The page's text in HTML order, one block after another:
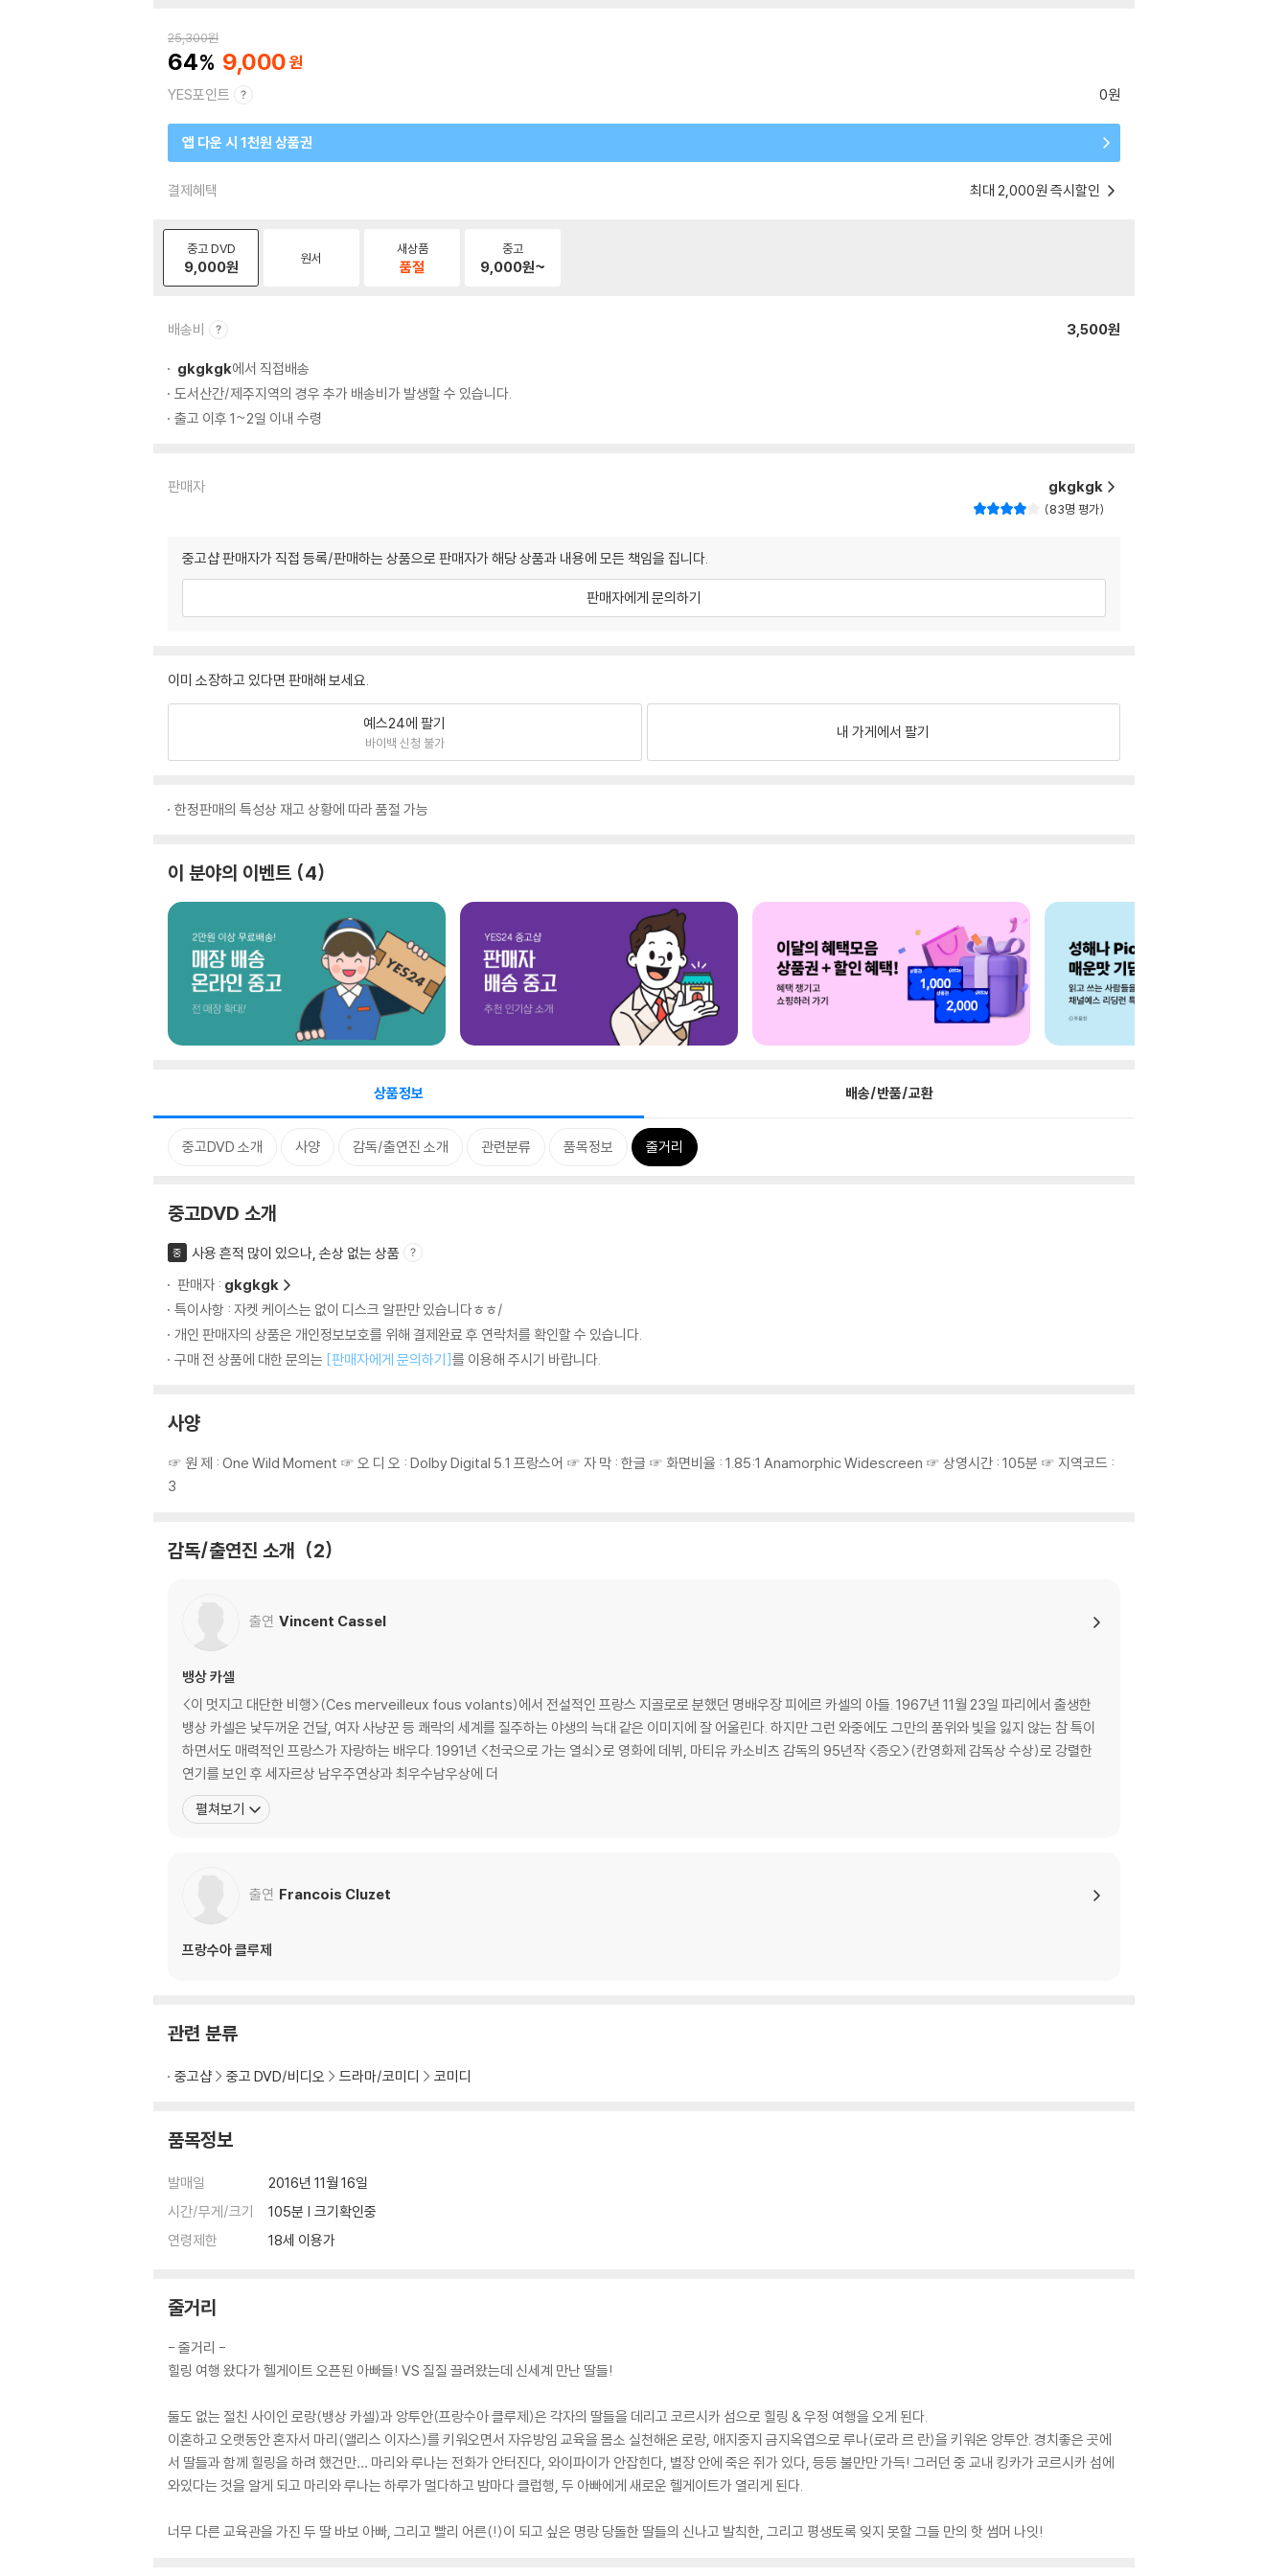
25,300원
64 9,000
YES포인트 0원
앱 다운 시 1천원 상품권
결제혜택 최대 2,000원 즉시할인
중고 DVD
9,000원 원서
새상품
품절
중고
9,000원~
배송비 3,500원
gkgkgk에서 직접배송
도서산간/제주지역의 경우 추가 배송비가 발생할 수 있습니다.
출고 이후 1~2일 이내 수령
판매자 gkgkgk
83명 평가
중고샵 판매자가 직접 등록/판매하는 상품으로 판매자가 해당 상품과 내용에 모든 책임을 집니다.
판매자에게 문의하기
이미 소장하고 있다면 판매해 보세요.
예스24에 팔기
바이백 신청 불가
내 가게에서 팔기
한정판매의 특성상 재고 상황에 따라 품절 가능
이 분야의 이벤트 4
상품정보 배송/반품/교환
중고DVD 소개 사양 감독/출연진 소개 관련분류 품목정보 줄거리
중고DVD 소개
중
사용 흔적 많이 있으나, 손상 없는 상품
판매자 : gkgkgk
특이사항 : 자켓 케이스는 없이 디스크 알판만 있습니다ㅎㅎ/
개인 판매자의 상품은 개인정보보호를 위해 결제완료 후 연락처를 확인할 수 있습니다.
구매 전 상품에 대한 문의는 [판매자에게 문의하기]를 이용해 주시기 바랍니다.
사양
☞ 원 제 : One Wild Moment ☞ 오 디 오 : Dolby Digital 5.1 프랑스어 ☞ 자 막 : 한글 ☞ 화면비율 : 1.85:1 Anamorphic Widescreen ☞ 상영시간 : 105분 ☞ 지역코드 :
3
감독/출연진 소개 2
출연 Vincent Cassel
뱅상 카셀
<이 멋지고 대단한 비행>(Ces merveilleux fous volants)에서 전설적인 프랑스 지골로로 분했던 명배우장 피에르 카셀의 아들. 1967년 11월 23일 파리에서 출생한
뱅상 카셀은 낯두꺼운 건달, 여자 사냥꾼 등 쾌락의 세계를 질주하는 야생의 늑대 같은 이미지에 잘 어울린다. 하지만 그런 와중에도 그만의 품위와 빛을 잃지 않는 참 특이
하면서도 매력적인 프랑스가 자랑하는 배우다. 1991년 <천국으로 가는 열쇠>로 영화에 데뷔, 마티유 카소비츠 감독의 95년작 <증오>(칸영화제 감독상 수상)로 강렬한
연기를 보인 후 세자르상 남우주연상과 최우수남우상에 더
펼쳐보기
출연 Francois Cluzet
프랑수아 클루제
관련 분류
중고샵 중고 DVD/비디오 드라마/코미디 코미디
품목정보
발매일
2016년 11월 16일
시간/무게/크기
105분 | 크기확인중
연령제한
18세 이용가
줄거리
- 줄거리 -
힐링 여행 왔다가 헬게이트 오픈된 아빠들! VS 질질 끌려왔는데 신세계 만난 딸들!
둘도 없는 절친 사이인 로랑(뱅상 카셀)과 앙투안(프랑수아 클루제)은 각자의 딸들을 데리고 코르시카 섬으로 힐링 & 우정 여행을 오게 된다.
이혼하고 오랫동안 혼자서 마리(앨리스 이자스)를 키워오면서 자유방임 교육을 몸소 실천해온 로랑, 애지중지 금지옥엽으로 루나(로라 르 란)을 키워온 앙투안. 경치좋은 곳에
서 딸들과 함께 힐링을 하려 했건만… 마리와 루나는 전화가 안터진다, 와이파이가 안잡힌다, 별장 안에 죽은 쥐가 있다, 등등 불만만 가득! 그러던 중 교내 킹카가 코르시카 섬에
와있다는 것을 알게 되고 마리와 루나는 하루가 멀다하고 밤마다 클럽행, 두 아빠에게 새로운 헬게이트가 열리게 된다.
너무 다른 교육관을 가진 두 딸 바보 아빠, 그리고 빨리 어른(!)이 되고 싶은 명랑 당돌한 딸들의 신나고 발칙한, 그리고 평생토록 잊지 못할 그들 만의 핫 썸머 나잇!